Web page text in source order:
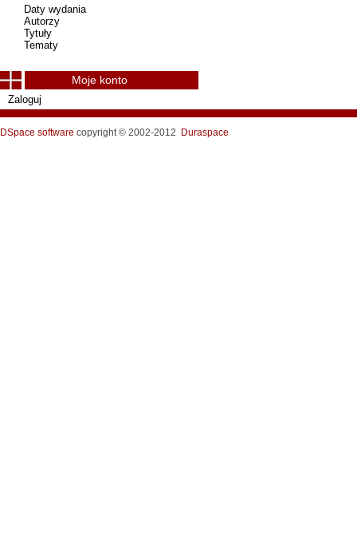
Daty wydania
Autorzy
Tytuły
Tematy
Moje konto
Zaloguj
DSpace software copyright © 2002-2012 Duraspace